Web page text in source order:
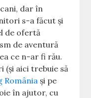
dar în
s-a făcut și
de ofertă
de aventură
ce n-ar fi rău.
(și aici trebuie să
România și pe
în ajutor, cu